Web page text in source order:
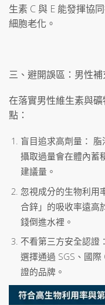
生素 C 與 E 能發揮協
細胞老化。
三、避開誤區：男性
在落實男性維生素與
點：
盲目追求高劑量： 脂
攝取過量會在體內蓄
建議量。
忽視成分的生物利用
合鋅」的吸收率遠高
錢倒進水裡。
不看第三方安全認證
選擇通過 SGS、國際
證的品牌。